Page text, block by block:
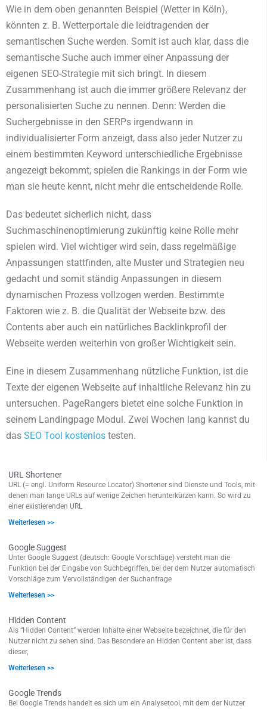
Wie in dem oben genannten Beispiel (Wetter in Köln),
könnten z. B. Wetterportale die leidtragenden der
semantischen Suche werden. Somit ist auch klar, dass die
semantische Suche auch immer einer Anpassung der
eigenen SEO-Strategie mit sich bringt. In diesem
Zusammenhang ist auch die immer größere Relevanz der
personalisierten Suche zu nennen. Denn: Werden die
Suchergebnisse in den SERPs irgendwann in
individualisierter Form anzeigt, dass also jeder Nutzer zu
einem bestimmten Keyword unterschiedliche Ergebnisse
angezeigt bekommt, spielen die Rankings in der Form wie
man sie heute kennt, nicht mehr die entscheidende Rolle.
Das bedeutet sicherlich nicht, dass
Suchmaschinenoptimierung zukünftig keine Rolle mehr
spielen wird. Viel wichtiger wird sein, dass regelmäßige
Anpassungen stattfinden, alte Muster und Strategien neu
gedacht und somit ständig Anpassungen in diesem
dynamischen Prozess vollzogen werden. Bestimmte
Faktoren wie z. B. die Qualität der Webseite bzw. des
Contents aber auch ein natürliches Backlinkprofil der
Webseite werden weiterhin von großer Wichtigkeit sein.
Eine in diesem Zusammenhang nützliche Funktion, ist die
Texte der eigenen Webseite auf inhaltliche Relevanz hin zu
untersuchen. PageRangers bietet eine solche Funktion in
seinem Landingpage Modul. Zwei Wochen lang kannst du
das SEO Tool kostenlos testen.
URL Shortener
URL (= engl. Uniform Resource Locator) Shortener sind Dienste und Tools, mit
denen man lange URLs auf wenige Zeichen herunterkürzen kann. So wird zu
einer existierenden URL
Weiterlesen >>
Google Suggest
Unter Google Suggest (deutsch: Google Vorschläge) versteht man die
Funktion bei der Eingabe von Suchbegriffen, bei der dem Nutzer automatisch
Vorschläge zum Vervollständigen der Suchanfrage
Weiterlesen >>
Hidden Content
Als “Hidden Content” werden Inhalte einer Webseite bezeichnet, die für den
Nutzer nicht zu sehen sind. Das Besondere an Hidden Content aber ist, dass
dieser,
Weiterlesen >>
Google Trends
Bei Google Trends handelt es sich um ein Analysetool, mit dem der Nutzer